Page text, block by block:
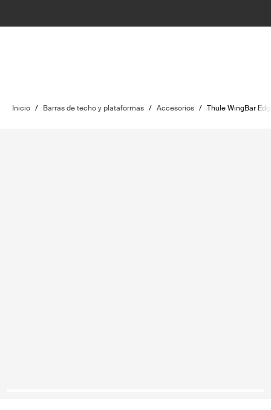
Inicio / Barras de techo y plataformas / Accesorios / Thule WingBar